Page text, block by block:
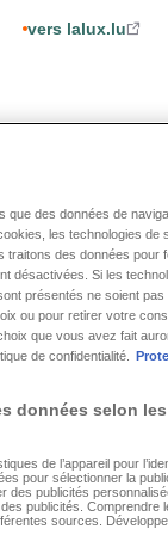
vers lalux.lu
délivrer une
du
vous
que des données de
les technologies de
des données pour
désactivées. Si les
présentés ne soient pas
ou pour retirer votre
que vous avez fait
de confidentialité.
données selon les
de l’appareil pour
pour sélectionner la
des publicités
publicités. Comprendre
sources.